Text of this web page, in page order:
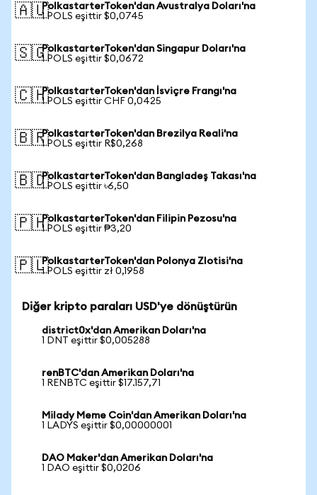
🇦🇺PolkastarterToken'dan Avustralya Doları'na
1 POLS eşittir $0,0745
🇸🇬PolkastarterToken'dan Singapur Doları'na
1 POLS eşittir $0,0672
🇨🇭PolkastarterToken'dan İsviçre Frangı'na
1 POLS eşittir CHF 0,0425
🇧🇷PolkastarterToken'dan Brezilya Reali'na
1 POLS eşittir R$0,268
🇧🇩PolkastarterToken'dan Bangladeş Takası'na
1 POLS eşittir ৳6,50
🇵🇭PolkastarterToken'dan Filipin Pezosu'na
1 POLS eşittir ₱3,20
🇵🇱PolkastarterToken'dan Polonya Zlotisi'na
1 POLS eşittir zł 0,1958
Diğer kripto paraları USD'ye dönüştürün
district0x'dan Amerikan Doları'na
1 DNT eşittir $0,005288
renBTC'dan Amerikan Doları'na
1 RENBTC eşittir $17.157,71
Milady Meme Coin'dan Amerikan Doları'na
1 LADYS eşittir $0,00000001
DAO Maker'dan Amerikan Doları'na
1 DAO eşittir $0,0206